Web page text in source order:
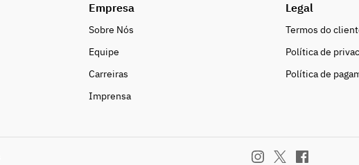
Empresa
Sobre Nós
Equipe
Carreiras
Imprensa
Legal
Termos do
Política de
Política de